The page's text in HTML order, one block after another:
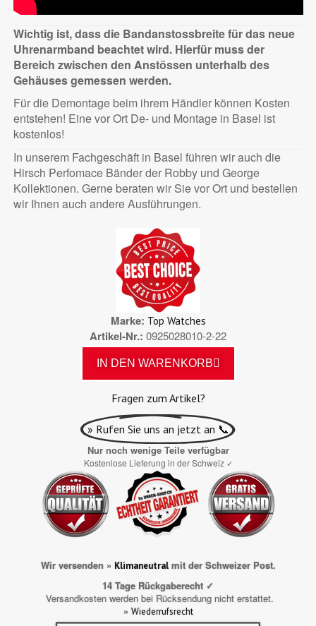
Wichtig ist, dass die Bandanstossbreite für das neue
Uhrenarmband beachtet wird. Hierfür muss der
Bereich zwischen den Anstössen unterhalb des
Gehäuses gemessen werden.
Für die Demontage beim ihrem Händler können Kosten
entstehen! Eine vor Ort De- und Montage in Basel ist
kostenlos!
In unserem Fachgeschäft in Basel führen wir auch die
Hirsch Perfomace Bänder der Robby und George
Kollektionen. Gerne beraten wir Sie vor Ort und bestellen
wir Ihnen auch andere Ausführungen.
Marke Top Watches
Artikel-Nr. 0925028010-2-22
IN DEN WARENKORB
Fragen zum Artikel?
» Rufen Sie uns an jetzt an 📞
Nur noch wenige Teile verfügbar
Kostenlose Lieferung in der Schweiz ✓
Wir versenden » Klimaneutralmit der Schweizer Post.
14 Tage Rückgaberecht ✓
Versandkosten werden bei Rücksendung nicht erstattet.
» Wiederrufsrecht